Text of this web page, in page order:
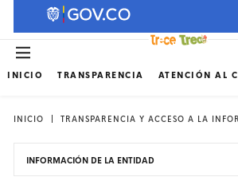
INICIO TRANSPARENCIA ATENCIÓN AL
INICIO TRANSPARENCIA Y ACCESO A LA
INFORMACIÓN DE LA ENTIDAD